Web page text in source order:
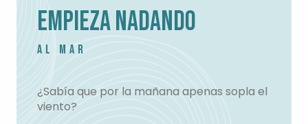
EMPIEZA NADANDO
AL MAR
¿Sabía que por la mañana apenas sopla el
viento?